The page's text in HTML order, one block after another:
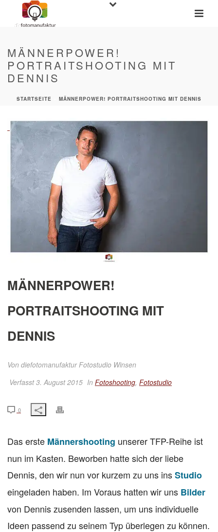
MÄNNERPOWER!
PORTRAITSHOOTING MIT
DENNIS
STARTSEITE MÄNNERPOWER! PORTRAITSHOOTING MIT DENNIS
MÄNNERPOWER!
PORTRAITSHOOTING MIT
DENNIS
Von diefotomanufaktur Fotostudio Winsen
Verfasst 3. August 2015 In Fotoshooting, Fotostudio
0
Das erste Männershooting unserer TFP-Reihe ist
nun im Kasten. Beworben hatte sich der liebe
Dennis, den wir nun vor kurzem zu uns insStudio
eingeladen haben. Im Voraus hatten wir uns Bilder
von Dennis zusenden lassen, um uns individuelle
Ideen passend zu seinem Typ überlegen zu können.